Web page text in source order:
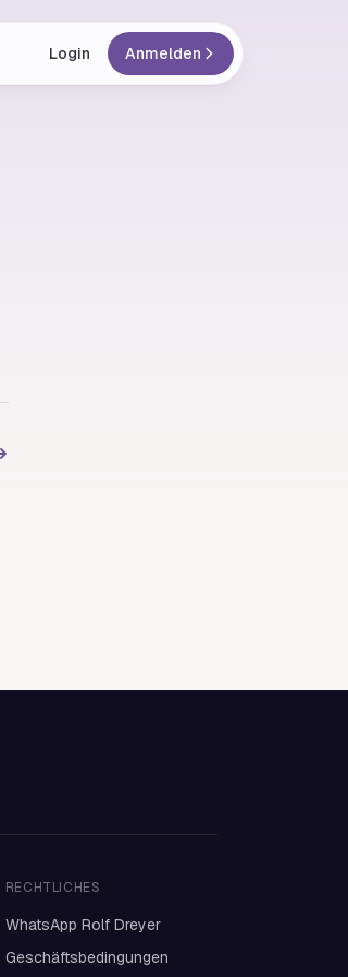
Login Anmelden
RECHTLICHES
WhatsApp Rolf Dreyer
Geschäftsbedingungen